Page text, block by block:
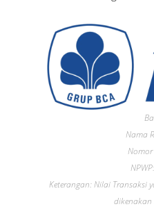
Nama
Keterangan: Nilai Transaksi
dikenakan